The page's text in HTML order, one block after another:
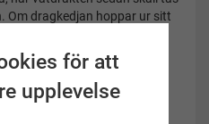
Om dragkedjan hoppar ur sitt
det inte som en
som finns på
känsligare jämfört med det
att dras i.
för att
upplevelse